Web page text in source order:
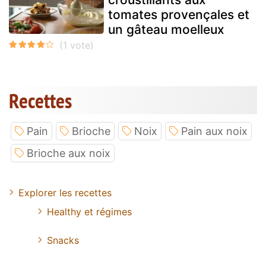
tomates provençales et
un gâteau moelleux
Recettes
Pain Brioche Noix
Pain aux noix
Brioche aux noix
Explorer les recettes
Healthy et régimes
Snacks